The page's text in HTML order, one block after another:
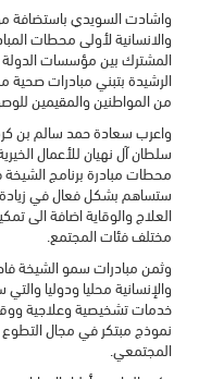
واشادت السويدي باستضافة
والانسانية لأولى محطات
المشترك بين مؤسسات الدولة
الرشيدة بتبني مبادرات
من المواطنين والمقيمين
واعرب سعادة حمد سالم بن
سلطان آل نهيان للأعمال
محطات مبادرة برنامج الشيخة
ستساهم بشكل فعال في
العلاج والوقاية اضافة الى
مختلف فئات المجتمع.
وثمن مبادرات سمو الشيخة
والإنسانية محليا ودوليا
خدمات تشخيصية وعلاجية
نموذج مبتكر في مجال
المجتمعي.